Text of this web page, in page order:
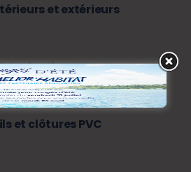
et extérieurs
et clôtures PVC